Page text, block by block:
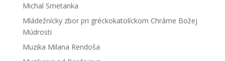
Michal Smetanka
Mládežnícky zbor pri gréckokatolíckom Chráme Božej
Múdrosti
Muzika Milana Rendoša